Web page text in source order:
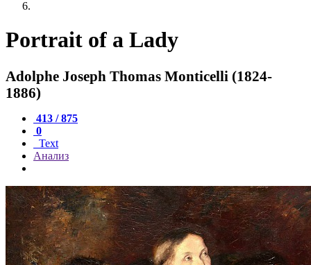
Portrait of a Lady
Adolphe Joseph Thomas Monticelli (1824-
1886)
413 / 875
0
Text
Анализ